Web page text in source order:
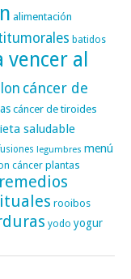
alimentación
batidos
vencer al
cáncer de
cáncer de tiroides
saludable
legumbres menú
cáncerplantas
remedios
rooibos
yodo yogur